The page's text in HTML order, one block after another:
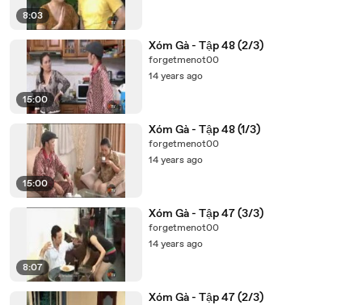
8:03
15:00
Xóm Gà - Tập 48 (2/3)
forgetmenot00
14 years ago
15:00
Xóm Gà - Tập 48 (1/3)
forgetmenot00
14 years ago
8:07
Xóm Gà - Tập 47 (3/3)
forgetmenot00
14 years ago
Xóm Gà - Tập 47 (2/3)